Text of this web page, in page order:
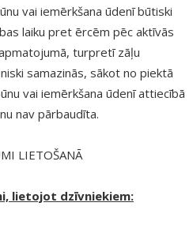
vai iemērkšana ūdenī būtiski
laiku pret ērcēm pēc aktīvās
turpretī zāļu
samazinās, sākot no piektā
vai iemērkšana ūdenī attiecībā
nav pārbaudīta.
LIETOŠANĀ
lietojot dzīvniekiem: